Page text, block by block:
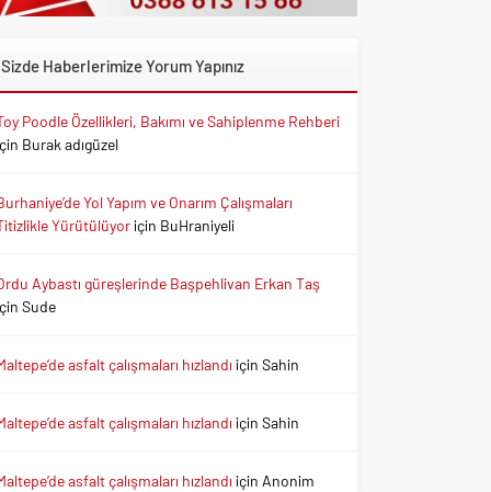
Sizde Haberlerimize Yorum Yapınız
Poodle Özellikleri, Bakımı ve Sahiplenme Rehberi
Burak adıgüzel
Yol Yapım ve Onarım Çalışmaları
Yürütülüyoriçin BuHraniyeli
Aybastı güreşlerinde Başpehlivan Erkan Taş
Sude
asfalt çalışmaları hızlandı içinSahin
asfalt çalışmaları hızlandı içinSahin
asfalt çalışmaları hızlandı için Anonim